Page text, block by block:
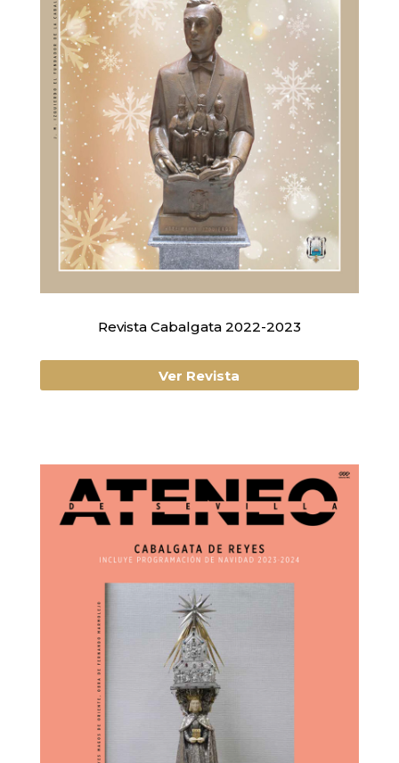
Revista Cabalgata 2022-2023
Ver Revista